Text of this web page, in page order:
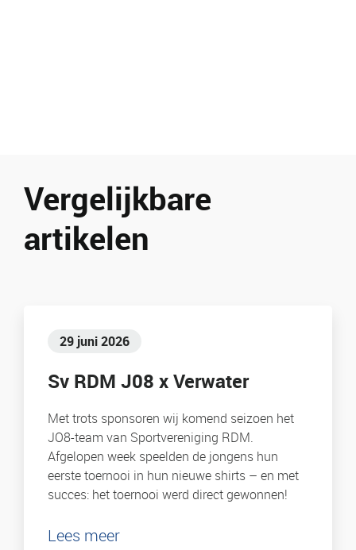
Vergelijkbare
artikelen
29 juni 2026
Sv RDM J08 x Verwater
Met trots sponsoren wij komend seizoen het
JO8-team van Sportvereniging RDM.
Afgelopen week speelden de jongens hun
eerste toernooi in hun nieuwe shirts – en met
succes: het toernooi werd direct gewonnen!
Lees meer